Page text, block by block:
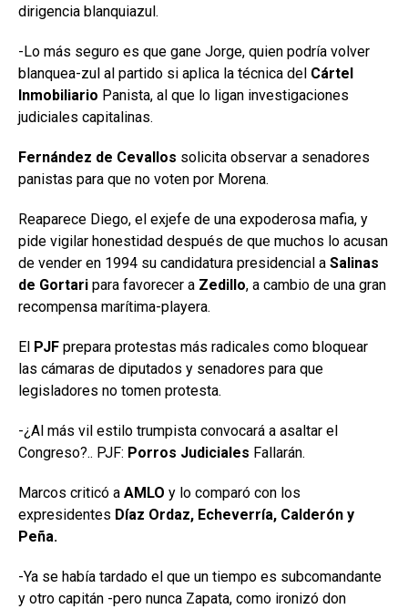
dirigencia blanquiazul.
-Lo más seguro es que gane Jorge, quien podría volver
blanquea-zul al partido si aplica la técnica del Cártel
Inmobiliario Panista, al que lo ligan investigaciones
judiciales capitalinas.
Fernández de Cevallos solicita observar a senadores
panistas para que no voten por Morena.
Reaparece Diego, el exjefe de una expoderosa mafia, y
pide vigilar honestidad después de que muchos lo acusan
de vender en 1994 su candidatura presidencial a Salinas
de Gortari para favorecer a Zedillo, a cambio de una gran
recompensa marítima-playera.
El PJF prepara protestas más radicales como bloquear
las cámaras de diputados y senadores para que
legisladores no tomen protesta.
-¿Al más vil estilo trumpista convocará a asaltar el
Congreso?.. PJF: Porros Judiciales Fallarán.
Marcos criticó a AMLO y lo comparó con los
expresidentes Díaz Ordaz, Echeverría, Calderón y
Peña.
-Ya se había tardado el que un tiempo es subcomandante
y otro capitán -pero nunca Zapata, como ironizó don